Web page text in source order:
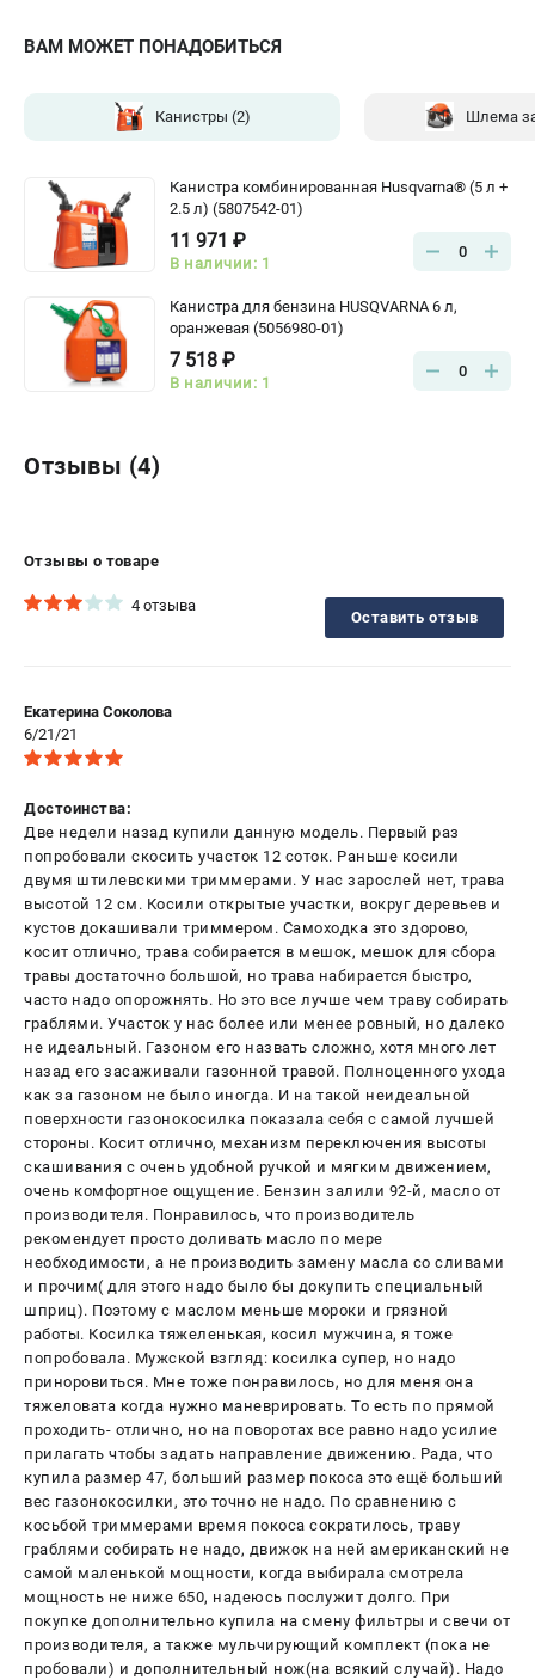
ВАМ МОЖЕТ ПОНАДОБИТЬСЯ
Канистры (2) Шлема
Канистра комбинированная Husqvarna® (5 л +
2.5 л) (5807542-01)
11 971 ₽
В наличии: 1
0
Канистра для бензина HUSQVARNA 6 л,
оранжевая (5056980-01)
7 518 ₽
В наличии: 1
0
Отзывы (4)
Отзывы о товаре
4 отзыва
Оставить отзыв
Екатерина Соколова
6/21/21
Достоинства:
Две недели назад купили данную модель. Первый раз
попробовали скосить участок 12 соток. Раньше косили
двумя штилевскими триммерами. У нас зарослей нет, трава
высотой 12 см. Косили открытые участки, вокруг деревьев и
кустов докашивали триммером. Самоходка это здорово,
косит отлично, трава собирается в мешок, мешок для сбора
травы достаточно большой, но трава набирается быстро,
часто надо опорожнять. Но это все лучше чем траву собирать
граблями. Участок у нас более или менее ровный, но далеко
не идеальный. Газоном его назвать сложно, хотя много лет
назад его засаживали газонной травой. Полноценного ухода
как за газоном не было иногда. И на такой неидеальной
поверхности газонокосилка показала себя с самой лучшей
стороны. Косит отлично, механизм переключения высоты
скашивания с очень удобной ручкой и мягким движением,
очень комфортное ощущение. Бензин залили 92-й, масло от
производителя. Понравилось, что производитель
рекомендует просто доливать масло по мере
необходимости, а не производить замену масла со сливами
и прочим( для этого надо было бы докупить специальный
шприц). Поэтому с маслом меньше мороки и грязной
работы. Косилка тяжеленькая, косил мужчина, я тоже
попробовала. Мужской взгляд: косилка супер, но надо
приноровиться. Мне тоже понравилось, но для меня она
тяжеловата когда нужно маневрировать. То есть по прямой
проходить- отлично, но на поворотах все равно надо усилие
прилагать чтобы задать направление движению. Рада, что
купила размер 47, больший размер покоса это ещё больший
вес газонокосилки, это точно не надо. По сравнению с
косьбой триммерами время покоса сократилось, траву
граблями собирать не надо, движок на ней американский не
самой маленькой мощности, когда выбирала смотрела
мощность не ниже 650, надеюсь послужит долго. При
покупке дополнительно купила на смену фильтры и свечи от
производителя, а также мульчирующий комплект (пока не
пробовали) и дополнительный нож(на всякий случай). Надо